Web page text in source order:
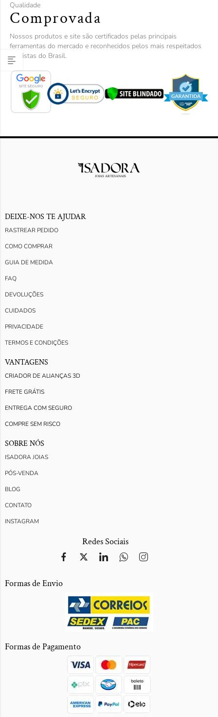
Qualidade
Comprovada
Nossos produtos e site são certificados pelas principais
ferramentas do mercado e reconhecidos pelos mais respeitados
analistas do Brasil.
DEIXE-NOS TE AJUDAR
RASTREAR PEDIDO
COMO COMPRAR
GUIA DE MEDIDA
FAQ
DEVOLUÇÕES
CUIDADOS
PRIVACIDADE
TERMOS E CONDIÇÕES
VANTAGENS
CRIADOR DE ALIANÇAS 3D
FRETE GRÁTIS
ENTREGA COM SEGURO
COMPRE SEM RISCO
SOBRE NÓS
ISADORA JOIAS
PÓS-VENDA
BLOG
CONTATO
INSTAGRAM
Redes Sociais
Formas de Envio
Formas de Pagamento